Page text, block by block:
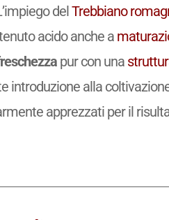
delTrebbiano
acido anche a
pur con una
introduzione alla
apprezzati per il